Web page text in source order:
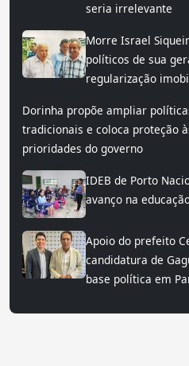
seria irrelevante
Morre Israel
políticos de sua
regularização
Dorinha propõe ampliar
tradicionais e coloca proteção
prioridades do governo
IDEB de Porto
avanço na
Apoio do prefeito
candidatura de
base política em